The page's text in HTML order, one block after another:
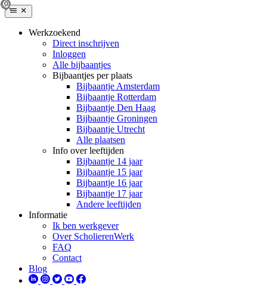
Werkzoekend
Direct inschrijven
Inloggen
Alle bijbaantjes
Bijbaantjes per plaats
Bijbaantje Amsterdam
Bijbaantje Rotterdam
Bijbaantje Den Haag
Bijbaantje Groningen
Bijbaantje Utrecht
Alle plaatsen
Info over leeftijden
Bijbaantje 14 jaar
Bijbaantje 15 jaar
Bijbaantje 16 jaar
Bijbaantje 17 jaar
Andere leeftijden
Informatie
Ik ben werkgever
Over ScholierenWerk
FAQ
Contact
Blog